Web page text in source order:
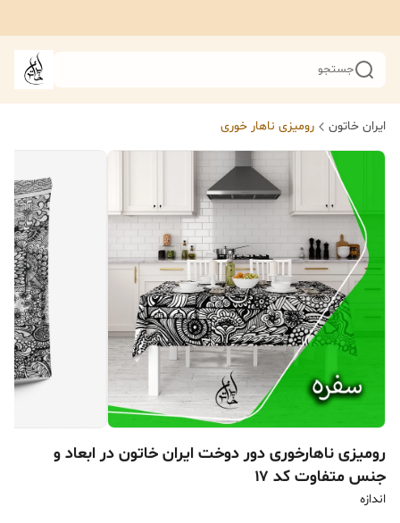
جستجو
ایران خاتون رومیزی ناهار خوری
رومیزی ناهارخوری دور دوخت ایران خاتون در ابعاد و
جنس متفاوت کد ۱۷
اندازه